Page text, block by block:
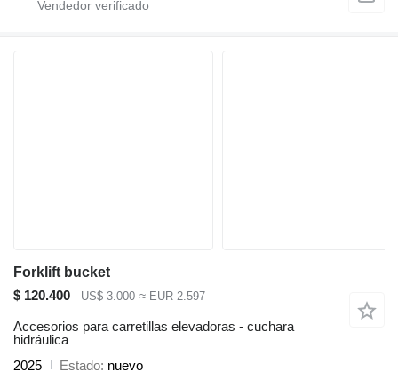
Forklift bucket
$ 120.400
US$ 3.000 ≈ EUR 2.597
Accesorios para carretillas elevadoras - cuchara
hidráulica
2025
Estado nuevo